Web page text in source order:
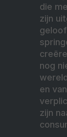
die
zijn
nog
en
zijn